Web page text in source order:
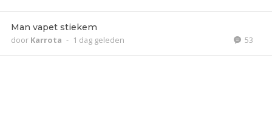
Man vapet stiekem
door Karrota - 1 dag geleden 53